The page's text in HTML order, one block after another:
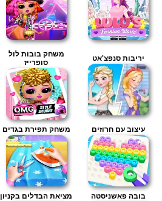
יריבות סנפצ'אט
משחק בובות לול
סופרייז
עיצוב עם חרוזים משחק תפירת בגדים
בובה פאשניסטה מציאת הבדלים בקניון